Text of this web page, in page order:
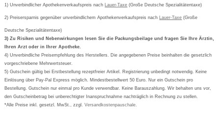
Cookie-Einstellungen
Vertrag widerrufen
Bestellschein ausfüllen
Newsletteranmeldung
Formoline
Wick
Eucerin
Basica
1) Unverbindlicher Apothekenverkaufspreis nach Lauer-Taxe (Große Deutsche Spezialitätentaxe)
2) Preisersparnis gegenüber unverbindlichem Apothekenverkaufspreis nach Lauer-Taxe (Große
Deutsche Spezialitätentaxe)
3) Zu Risiken und Nebenwirkungen lesen Sie die Packungsbeilage und fragen Sie Ihre Ärztin,
Ihren Arzt oder in Ihrer Apotheke.
4) Unverbindliche Preisempfehlung des Herstellers. Die angegebenen Preise beinhalten die gesetzlich
vorgeschriebene Mehrwertsteuer.
5) Gutschein gültig bei Erstbestellung rezeptfreier Artikel. Registrierung unbedingt notwendig. Keine
Einlösung über Pay-Pal Express möglich. Mindestbestellwert 50 Euro. Nur ein Gutschein pro
Bestellung. Gutschein nur einmal pro Kunde verwendbar. Keine Barauszahlung. Wir behalten uns vor,
den Gutscheinbetrag bei unberechtigter Inanspruchnahme nachträglich in Rechnung zu stellen.
*Alle Preise inkl. gesetzl. MwSt., zzgl.Versandkostenpauschale